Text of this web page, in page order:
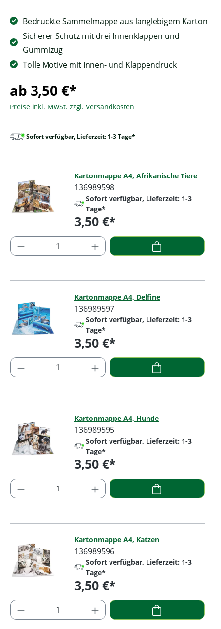
Bedruckte Sammelmappe aus langlebigem Karton
Sicherer Schutz mit drei Innenklappen und
Gummizug
Tolle Motive mit Innen- und Klappendruck
ab 3,50 €*
Preise inkl. MwSt. zzgl. Versandkosten
Sofort verfügbar, Lieferzeit: 1-3 Tage*
Kartonmappe A4, Afrikanische Tiere
136989598
Sofort verfügbar, Lieferzeit: 1-3
Tage*
Regulärer Preis:
3,50 €*
Produkt Anzahl: Gib den gewünschten
Kartonmappe A4, Delfine
136989597
Sofort verfügbar, Lieferzeit: 1-3
Tage*
Regulärer Preis:
3,50 €*
Produkt Anzahl: Gib den gewünschten
Kartonmappe A4, Hunde
136989595
Sofort verfügbar, Lieferzeit: 1-3
Tage*
Regulärer Preis:
3,50 €*
Produkt Anzahl: Gib den gewünschten
Kartonmappe A4, Katzen
136989596
Sofort verfügbar, Lieferzeit: 1-3
Tage*
Regulärer Preis:
3,50 €*
Produkt Anzahl: Gib den gewünschten